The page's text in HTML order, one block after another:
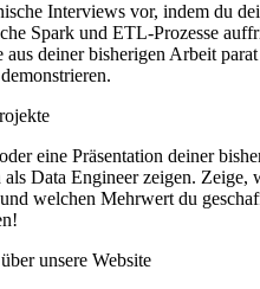
Interviews vor, indem du
Spark und ETL-Prozesse
aus deiner bisherigen Arbeit
eine Präsentation deiner
Data Engineer zeigen. Zeige,
welchen Mehrwert du
unsere Website